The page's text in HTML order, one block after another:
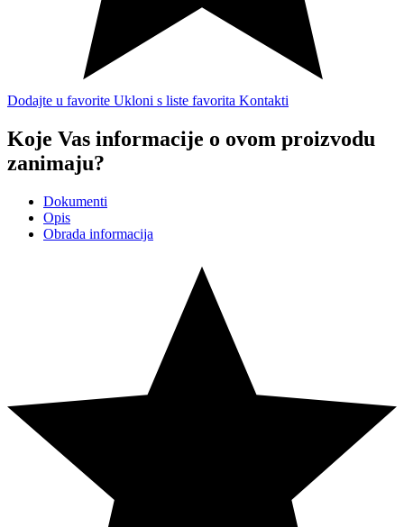
Dodajte u favorite Ukloni s liste favorita Kontakti
Koje Vas informacije o ovom proizvodu
zanimaju?
Dokumenti
Opis
Obrada informacija